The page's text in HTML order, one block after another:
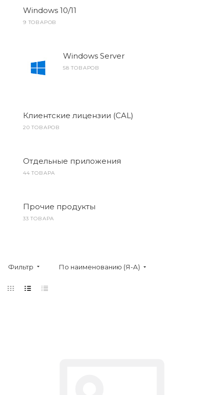
Windows 10/11
9 ТОВАРОВ
Windows Server
58 ТОВАРОВ
Клиентские лицензии (CAL)
20 ТОВАРОВ
Отдельные приложения
44 ТОВАРА
Прочие продукты
33 ТОВАРА
Фильтр По наименованию (Я-А)